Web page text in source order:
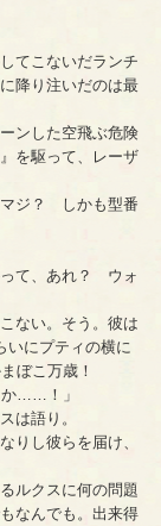
てこないだランチ
降り注いだのは最
ンした空飛ぶ危険
を駆って、レーザ
ジ？ しかも型番
て、あれ？ ウォ
ない。そう。彼は
にプティの横に
ぼこ万歳！
か……！」
は語り。
りし彼らを届け、
ルクスに何の問題
なんでも。出来得